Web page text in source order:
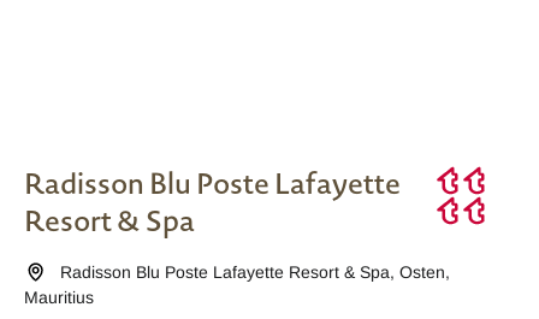
Radisson Blu Poste Lafayette
Resort & Spa
Radisson Blu Poste Lafayette Resort & Spa,Osten,
Mauritius